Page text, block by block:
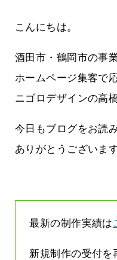
こんにちは。
酒田市・鶴岡市の事
ホームページ集客で
ニゴロデザインの高
今日もブログをお読
ありがとうございます
最新の制作実績は
新規制作の受付を
けない
メ
益
た…